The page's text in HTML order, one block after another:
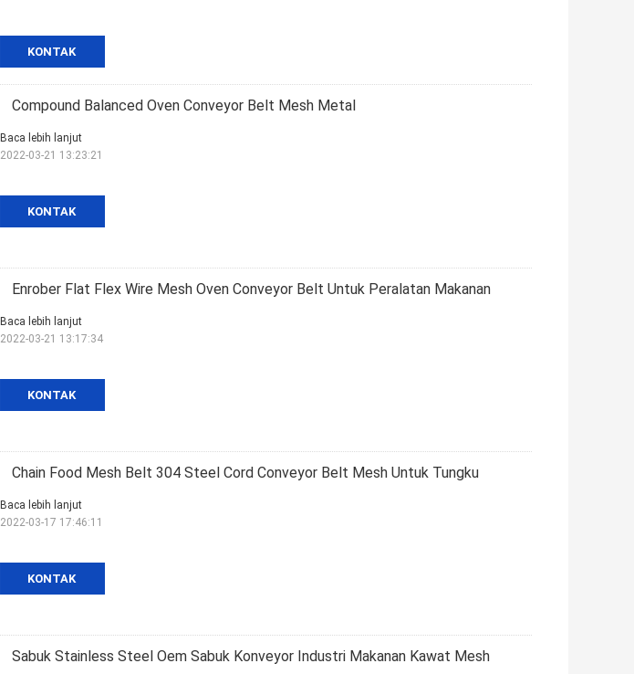
KONTAK
Compound Balanced Oven Conveyor Belt Mesh Metal
KONTAK
Baca lebih lanjut
2022-03-21 13:23:21
Enrober Flat Flex Wire Mesh Oven Conveyor Belt Untuk Peralatan Makanan
KONTAK
Baca lebih lanjut
2022-03-21 13:17:34
Chain Food Mesh Belt 304 Steel Cord Conveyor Belt Mesh Untuk Tungku
KONTAK
Baca lebih lanjut
2022-03-17 17:46:11
Sabuk Stainless Steel Oem Sabuk Konveyor Industri Makanan Kawat Mesh